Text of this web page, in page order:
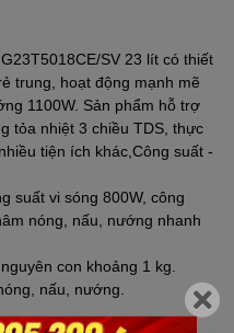
SV 23 lít có thiết
trung, hoạt động mạnh mẽ
1100W. Sản phẩm hỗ trợ
tỏa nhiệt 3 chiều TDS, thực
tiện ích khác,Công suất -
suất vi sóng 800W, công
nóng, nấu, nướng nhanh
con khoảng 1 kg.
nấu, nướng.